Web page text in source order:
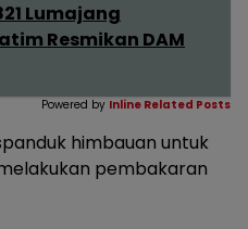
Lumajang
Resmikan DAM
Powered by Inline Related Posts
himbauan untuk
pembakaran